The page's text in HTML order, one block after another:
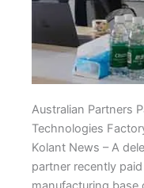
Australian Partners
Technologies
Kolant News – A
partner recently